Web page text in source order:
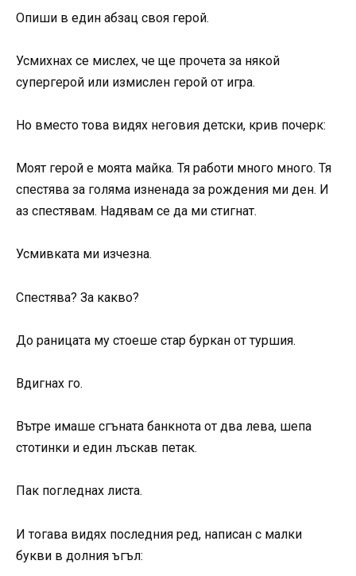
Опиши в един абзац своя герой.
Усмихнах се мислех, че ще прочета за някой
супергерой или измислен герой от игра.
Но вместо това видях неговия детски, крив почерк:
Моят герой е моята майка. Тя работи много много. Тя
спестява за голяма изненада за рождения ми ден. И
аз спестявам. Надявам се да ми стигнат.
Усмивката ми изчезна.
Спестява? За какво?
До раницата му стоеше стар буркан от туршия.
Вдигнах го.
Вътре имаше сгъната банкнота от два лева, шепа
стотинки и един лъскав петак.
Пак погледнах листа.
И тогава видях последния ред, написан с малки
букви в долния ъгъл: